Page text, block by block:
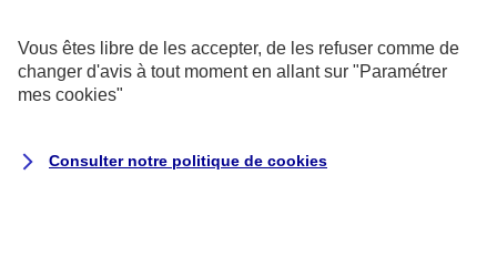
Dépannage et remorquage de votre
Vous êtes libre de les accepter, de les refuser comme de
changer d'avis à tout moment en allant sur "Paramétrer
mes cookies"
Consulter notre politique de cookies